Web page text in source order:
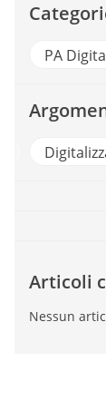
PA
Articoli
Nessun